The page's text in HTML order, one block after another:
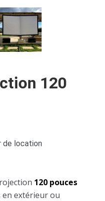
120
de location
120 pouces
en extérieur ou